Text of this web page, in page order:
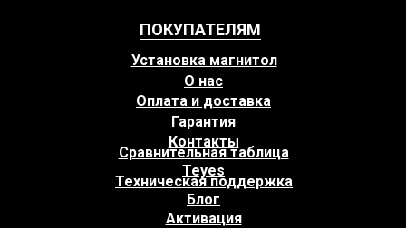
ПОКУПАТЕЛЯМ
Установка магнитол
Контакты
Сравнительная таблица
Teyes
Блог
Техническая поддержка
Активация
Оплата и доставка
О нас
Гарантия